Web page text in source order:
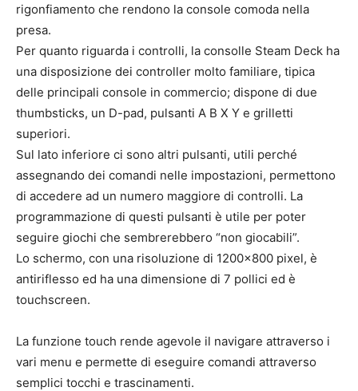
rigonfiamento che rendono la console comoda nella
presa.
Per quanto riguarda i controlli, la consolle Steam Deck ha
una disposizione dei controller molto familiare, tipica
delle principali console in commercio; dispone di due
thumbsticks, un D-pad, pulsanti A B X Y e grilletti
superiori.
Sul lato inferiore ci sono altri pulsanti, utili perché
assegnando dei comandi nelle impostazioni, permettono
di accedere ad un numero maggiore di controlli. La
programmazione di questi pulsanti è utile per poter
seguire giochi che sembrerebbero “non giocabili”.
Lo schermo, con una risoluzione di 1200×800 pixel, è
antiriflesso ed ha una dimensione di 7 pollici ed è
touchscreen.
La funzione touch rende agevole il navigare attraverso i
vari menu e permette di eseguire comandi attraverso
semplici tocchi e trascinamenti.